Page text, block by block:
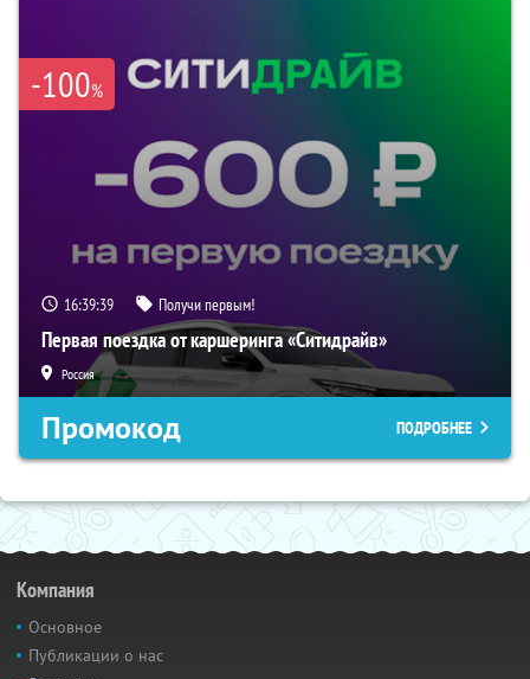
-100%
16:39:37 Получи первым!
Первая поездка от каршеринга «Ситидрайв»
Россия
Промокод ПОДРОБНЕЕ
Компания
Основное
Публикации о нас